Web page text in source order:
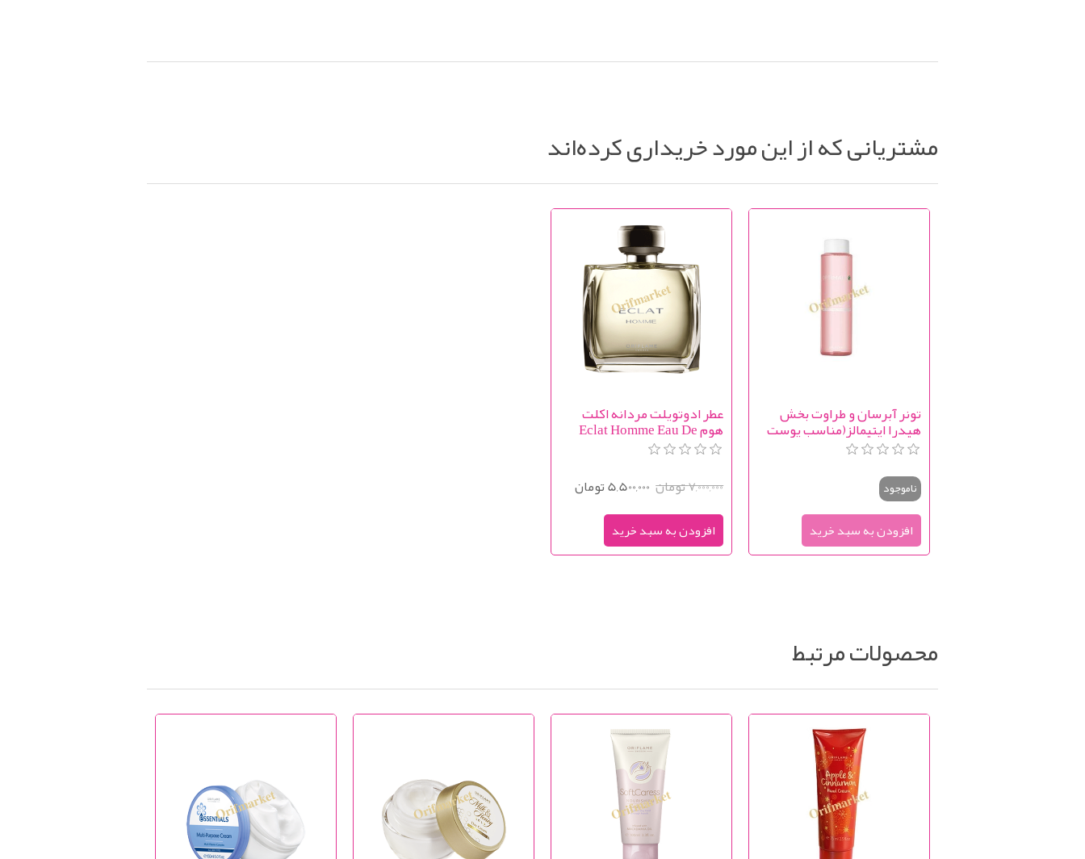
مشتریانی که از این مورد خریداری کرده‌اند
تونر آبرسان و طراوت بخش
هیدرا اپتیمالز(مناسب پوست
خشک و حساس-میسلار واتر)
Optimals Hydra Refreshing
Toner
ناموجود
عطر ادوتویلت مردانه اکلت
هوم Eclat Homme Eau De
Toilet
7,000,000 تومان 5,500,000 تومان
محصولات مرتبط